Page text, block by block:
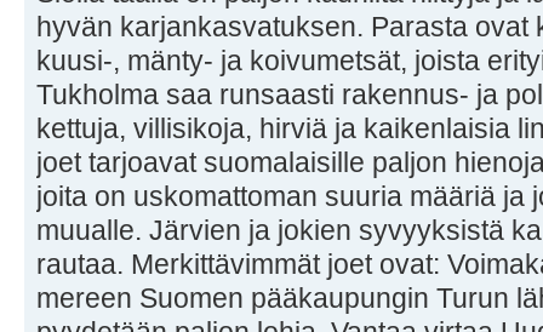
hyvän karjankasvatuksen. Parasta ovat
kuusi-, mänty- ja koivumetsät, joista
Tukholma saa runsaasti rakennus- ja
kettuja, villisikoja, hirviä ja kaikenlaisia
joet tarjoavat suomalaisille paljon
joita on uskomattoman suuria määriä ja
muualle. Järvien ja jokien syvyyksistä
rautaa. Merkittävimmät joet ovat:
mereen Suomen pääkaupungin Turun